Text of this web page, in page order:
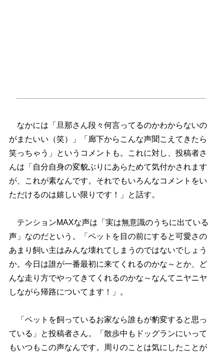
なかには「旦那さん段々何言ってるのかわからないの
がまたいい（笑）」「廊下からこんな声聞こえてきたら
笑っちゃう」というコメントも。これに対し、投稿者さ
んは「自分自身の変貌ぶりにあらためて気付かされます
が、これが素なんです。それでもいろんなコメントをい
ただけるのは嬉しい限りです！」と話す。
テンションMAXな声は「実は無意識のうちに出ている
声」なのだという。「ペットを目の前にすると可愛さの
あまり飼い主はみんな壊れてしまうのではないでしょう
か。今日は誰が一番最初に来てくれるのかな～とか、ど
んな走り方でやってきてくれるのかな～なんてニヤニヤ
しながら帰路についてます！」。
「ペットを飼っているお家なら誰もが豹変すると思っ
ている」と投稿者さん。「散歩中もドッグランにいって
もいつもこの声なんです。周りのことは気にしたことが